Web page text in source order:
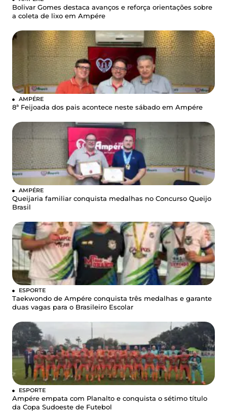
Bolivar Gomes destaca avanços e reforça orientações sobre
a coleta de lixo em Ampére
AMPÉRE
8ª Feijoada dos pais acontece neste sábado em Ampére
AMPÉRE
Queijaria familiar conquista medalhas no Concurso Queijo
Brasil
ESPORTE
Taekwondo de Ampére conquista três medalhas e garante
duas vagas para o Brasileiro Escolar
ESPORTE
Ampére empata com Planalto e conquista o sétimo título
da Copa Sudoeste de Futebol